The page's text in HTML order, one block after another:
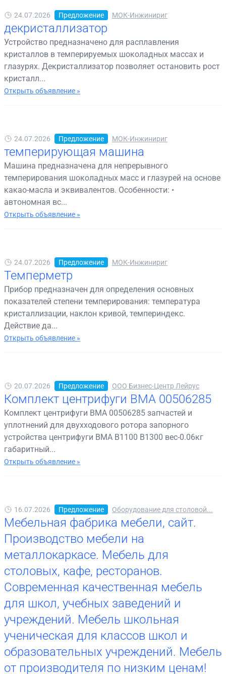
24.07.2026 Предложение МОК-Инжинириг
декристаллизатор
Устройство предназначено для расплавления
кристаллов в темперируемых шоколадных массах и
глазурях. Декристаллизатор позволяет остановить рост
кристалл...
Открыть объявление »
24.07.2026 Предложение МОК-Инжинириг
темперирующая машина
Машина предназначена для непрерывного
темперирования шоколадных масс и глазурей на основе
какао-масла и эквивалентов. Особенности: •
автономная вс...
Открыть объявление »
24.07.2026 Предложение МОК-Инжинириг
Темперметр
Прибор предназначен для определения основных
показателей степени темперирования: температура
кристаллизации, наклон кривой, темпериндекс.
Действие да...
Открыть объявление »
20.07.2026 Предложение ООО Бизнес-Центр Лейрус
Комплект центрифуги BMA 00506285
Комплект центрифуги BMA 00506285 запчастей и
уплотнений для двухходового ротора запорного
устройства центрифуги BMA B1100 B1300 вес-0.06кг
габаритный...
Открыть объявление »
16.07.2026 Предложение Оборудование для столовой...
Мебельная фабрика мебели, сайт.
Производство мебели на
металлокаркасе. Мебель для
столовых, кафе, ресторанов.
Современная качественная мебель
для школ, учебных заведений и
учреждений. Мебель школьная
ученическая для классов школ и
образовательных учреждений. Мебель
от производителя по низким ценам!